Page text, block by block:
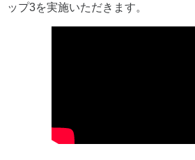
ップ3を実施いただきます。